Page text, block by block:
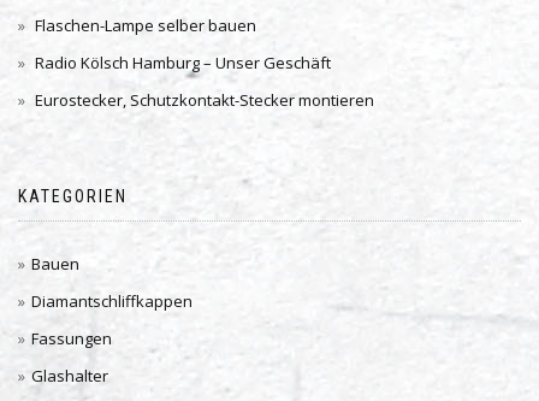
Flaschen-Lampe selber bauen
Radio Kölsch Hamburg – Unser Geschäft
Eurostecker, Schutzkontakt-Stecker montieren
KATEGORIEN
Bauen
Diamantschliffkappen
Fassungen
Glashalter